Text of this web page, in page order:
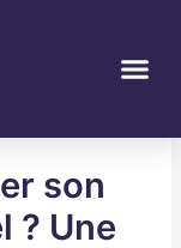
son
? Une